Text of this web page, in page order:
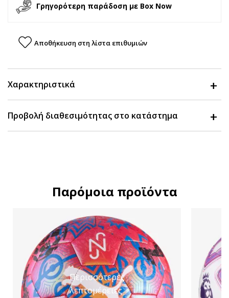
Γρηγορότερη παράδοση με Box Now
Αποθήκευση στη λίστα επιθυμιών
Χαρακτηριστικά
Προβολή διαθεσιμότητας στο κατάστημα
Παρόμοια προϊόντα
Περισσότερες
λεπτομέρειες